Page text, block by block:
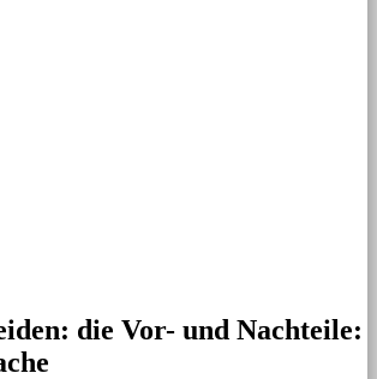
die Vor- und Nachteile: